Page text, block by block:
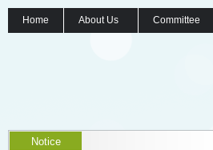
Home About Us Committee
Notice